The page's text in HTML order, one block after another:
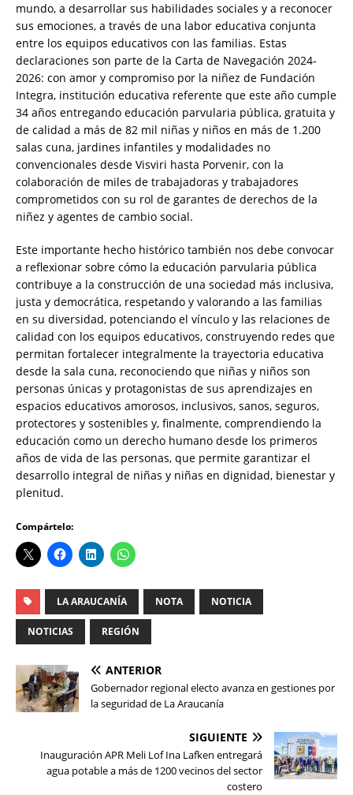
mundo, a desarrollar sus habilidades sociales y a reconocer
sus emociones, a través de una labor educativa conjunta
entre los equipos educativos con las familias. Estas
declaraciones son parte de la Carta de Navegación 2024-
2026: con amor y compromiso por la niñez de Fundación
Integra, institución educativa referente que este año cumple
34 años entregando educación parvularia pública, gratuita y
de calidad a más de 82 mil niñas y niños en más de 1.200
salas cuna, jardines infantiles y modalidades no
convencionales desde Visviri hasta Porvenir, con la
colaboración de miles de trabajadoras y trabajadores
comprometidos con su rol de garantes de derechos de la
niñez y agentes de cambio social.
Este importante hecho histórico también nos debe convocar
a reflexionar sobre cómo la educación parvularia pública
contribuye a la construcción de una sociedad más inclusiva,
justa y democrática, respetando y valorando a las familias
en su diversidad, potenciando el vínculo y las relaciones de
calidad con los equipos educativos, construyendo redes que
permitan fortalecer integralmente la trayectoria educativa
desde la sala cuna, reconociendo que niñas y niños son
personas únicas y protagonistas de sus aprendizajes en
espacios educativos amorosos, inclusivos, sanos, seguros,
protectores y sostenibles y, finalmente, comprendiendo la
educación como un derecho humano desde los primeros
años de vida de las personas, que permite garantizar el
desarrollo integral de niñas y niñas en dignidad, bienestar y
plenitud.
Compártelo:
LA ARAUCANÍA NOTA NOTICIA
NOTICIAS REGIÓN
ANTERIOR
Gobernador regional electo avanza en gestiones por
la seguridad de La Araucanía
SIGUIENTE
Inauguración APR Meli Lof Ina Lafken entregará
agua potable a más de 1200 vecinos del sector
costero